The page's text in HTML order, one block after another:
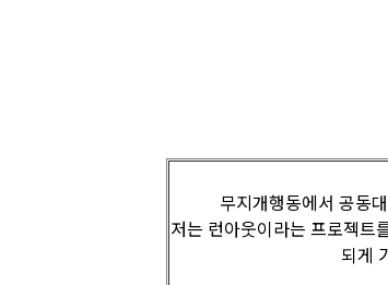
무지개행동에서 공동
저는 런아웃이라는 프로젝트
되게